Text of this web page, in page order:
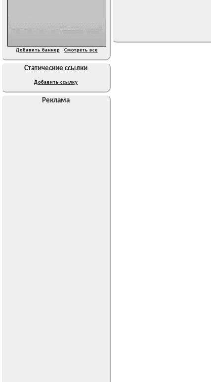
Добавить баннер Смотреть все
Статические ссылки
Добавить ссылку
Реклама